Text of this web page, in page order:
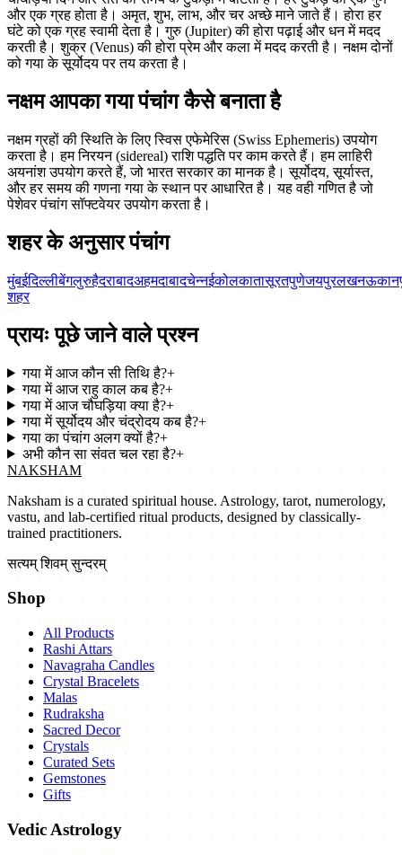
और एक ग्रह होता है। अमृत, शुभ, लाभ, और चर अच्छे माने जाते हैं। होरा हर
घंटे को एक ग्रह स्वामी देता है। गुरु (Jupiter) की होरा पढ़ाई और धन में मदद
करती है। शुक्र (Venus) की होरा प्रेम और कला में मदद करती है। नक्षम दोनों
को गया के सूर्योदय पर तय करता है।
नक्षम आपका गया पंचांग कैसे बनाता है
नक्षम ग्रहों की स्थिति के लिए स्विस एफेमेरिस (Swiss Ephemeris) उपयोग
करता है। हम निरयन (sidereal) राशि पद्धति पर काम करते हैं। हम लाहिरी
अयनांश उपयोग करते हैं, जो भारत सरकार का मानक है। सूर्योदय, सूर्यास्त,
और हर समय की गणना गया के स्थान पर आधारित है। यह वही गणित है जो
पेशेवर पंचांग सॉफ्टवेयर उपयोग करता है।
शहर के अनुसार पंचांग
मुंबईदिल्लीबेंगलुरुहैदराबादअहमदाबादचेन्नईकोलकातासूरतपुणेजयपुरलखनऊ
शहर
प्रायः पूछे जाने वाले प्रश्न
गया में आज कौन सी तिथि है?+
गया में आज राहु काल कब है?+
गया में आज चौघड़िया क्या है?+
गया में सूर्योदय और चंद्रोदय कब है?+
गया का पंचांग अलग क्यों है?+
अभी कौन सा संवत चल रहा है?+
NAKSHAM
Naksham is a curated spiritual house. Astrology, tarot, numerology,
vastu, and lab-certified ritual products, designed by classically-
trained practitioners.
सत्यम् शिवम् सुन्दरम्
Shop
All Products
Rashi Attars
Navagraha Candles
Crystal Bracelets
Malas
Rudraksha
Sacred Decor
Crystals
Curated Sets
Gemstones
Gifts
Vedic Astrology